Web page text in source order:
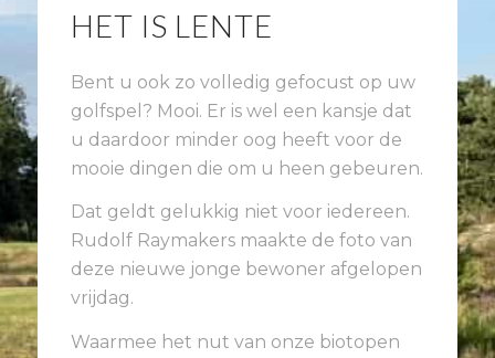
HET IS LENTE
Bent u ook zo volledig gefocust op uw
golfspel? Mooi. Er is wel een kansje dat
u daardoor minder oog heeft voor de
mooie dingen die om u heen gebeuren.
Dat geldt gelukkig niet voor iedereen.
Rudolf Raymakers maakte de foto van
deze nieuwe jonge bewoner afgelopen
vrijdag.
Waarmee het nut van onze biotopen